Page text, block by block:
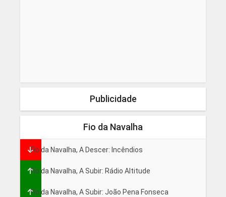
Publicidade
Fio da Navalha
Fio da Navalha, A Descer: Incêndios
Fio da Navalha, A Subir: Rádio Altitude
Fio da Navalha, A Subir: João Pena Fonseca